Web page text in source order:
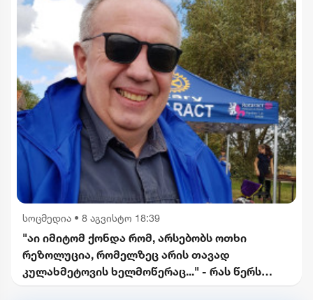
სოცმედია • 8 აგვისტო 18:39
"აი იმიტომ ქონდა რომ, არსებობს ოთხი
რეზოლუცია, რომელზეც არის თავად
კულახმეტოვის ხელმოწერაც..." - რას წერს